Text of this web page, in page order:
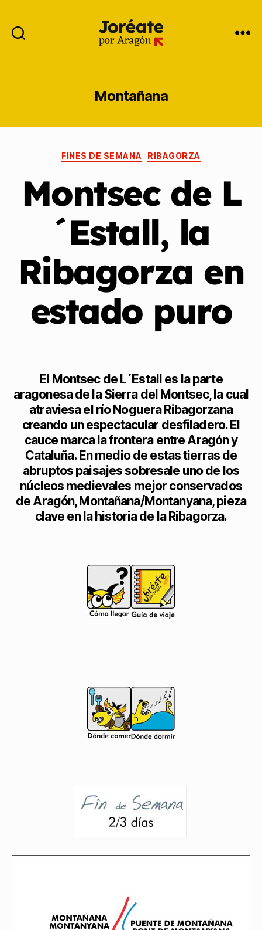
Montañana
FINES DE SEMANA RIBAGORZA
Montsec de L
´Estall, la
Ribagorza en
estado puro
El Montsec de L´Estall es la parte
aragonesa de la Sierra del Montsec, la cual
atraviesa el río Noguera Ribagorzana
creando un espectacular desfiladero. El
cauce marca la frontera entre Aragón y
Cataluña. En medio de estas tierras de
abruptos paisajes sobresale uno de los
núcleos medievales mejor conservados
de Aragón, Montañana/Montanyana, pieza
clave en la historia de la Ribagorza.